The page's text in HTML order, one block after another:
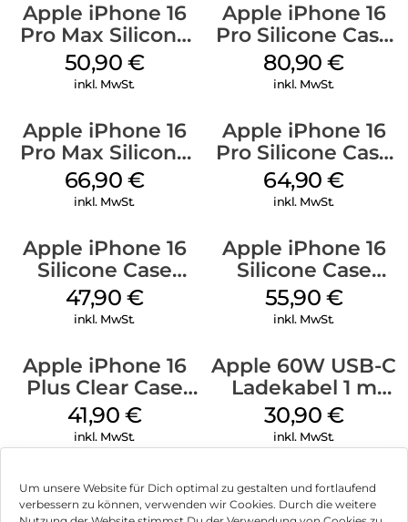
Um unsere Website für Dich optimal zu gestalten und fortlaufend
verbessern zu können, verwenden wir Cookies. Durch die weitere
Apple iPhone 16
Pro Max Silicone
Case MagSafe
Denim
50,90 €
inkl. MwSt.
Apple iPhone 16
Pro Silicone Case
MagSafe Stone
Gray
80,90€
inkl. MwSt.
Apple iPhone 16
Pro Max Silicone
Case MagSafe
Black
66,90 €
inkl. MwSt.
Apple iPhone 16
Pro Silicone Case
MagSafe Denim
64,90€
inkl. MwSt.
Apple iPhone 16
Silicone Case
MagSafe Fuchsia
47,90 €
inkl. MwSt.
Apple iPhone 16
Silicone Case
MagSafe
Ultramarine
55,90 €
inkl. MwSt.
Apple iPhone 16
Plus Clear Case
MagSafe
Transparent
41,90 €
inkl. MwSt.
Apple 60W USB-C
Ladekabel 1 m
Weiß
30,90 €
inkl. MwSt.